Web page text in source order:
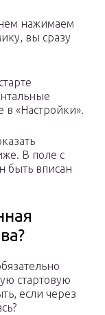
нажимаем
вы сразу
в «Настройки».
В поле с
быть вписан
стартовую
если через